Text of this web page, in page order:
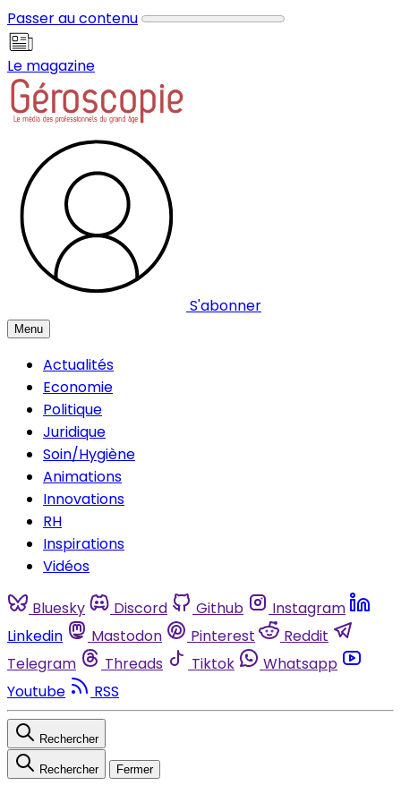
Passer au contenu
Le magazine
S'abonner
Menu
Actualités
Economie
Politique
Juridique
Soin/Hygiène
Animations
Innovations
RH
Inspirations
Vidéos
Bluesky Discord Github
Instagram
Linkedin
Mastodon Pinterest
Reddit
Telegram
Threads Tiktok
Whatsapp
Youtube
RSS
Rechercher
Rechercher Fermer
Panneau de gestion des cookies